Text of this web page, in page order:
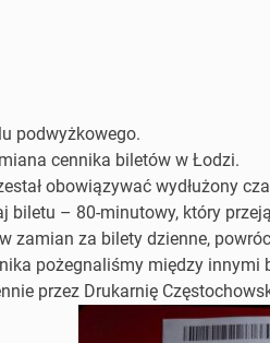
podwyżkowego.
cennika biletów w Łodzi.
obowiązywać wydłużony
biletu – 80-minutowy, który
zamian za bilety dzienne,
pożegnaliśmy między
przez Drukarnię